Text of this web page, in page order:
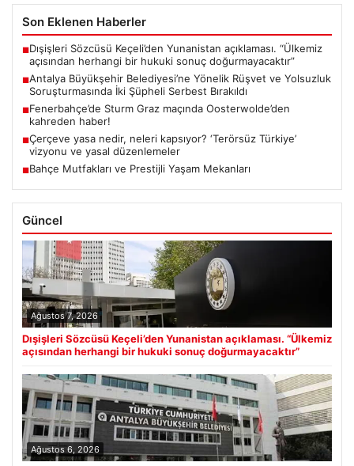
Son Eklenen Haberler
■Dışişleri Sözcüsü Keçeli’den Yunanistan açıklaması. “Ülkemiz
açısından herhangi bir hukuki sonuç doğurmayacaktır”
■Antalya Büyükşehir Belediyesi’ne Yönelik Rüşvet ve Yolsuzluk
Soruşturmasında İki Şüpheli Serbest Bırakıldı
■Fenerbahçe’de Sturm Graz maçında Oosterwolde’den
kahreden haber!
■Çerçeve yasa nedir, neleri kapsıyor? ‘Terörsüz Türkiye’
vizyonu ve yasal düzenlemeler
■Bahçe Mutfakları ve Prestijli Yaşam Mekanları
Güncel
Ağustos 7, 2026
Dışişleri Sözcüsü Keçeli’den Yunanistan açıklaması. “Ülkemiz
açısından herhangi bir hukuki sonuç doğurmayacaktır”
Ağustos 6, 2026